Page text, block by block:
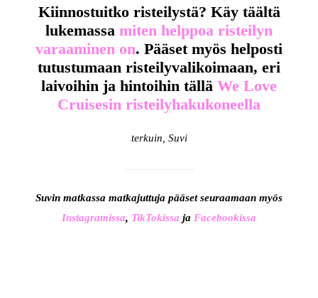
Kiinnostuitko risteilystä? Käy täältä
lukemassa miten helppoa risteilyn
varaaminen on. Pääset myös helposti
tutustumaan risteilyvalikoimaan, eri
laivoihin ja hintoihin tällä We Love
Cruisesin risteilyhakukoneella
terkuin, Suvi
Suvin matkassa matkajuttuja pääset seuraamaan myös
Instagramissa, TikTokissa ja Facebookissa